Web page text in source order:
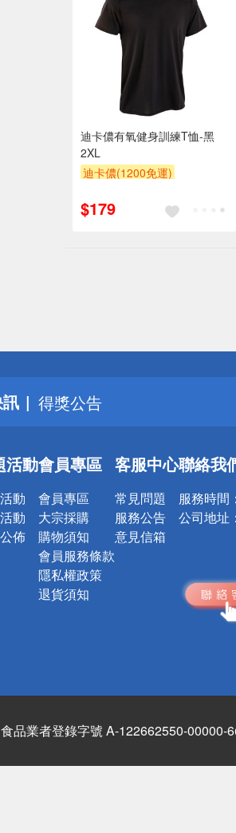
迪卡儂有氧健身訓練T恤-黑
2XL
迪卡儂(1200免運)
$179
詐騙網頁！請小心！
得獎公告
熱門話題
銀行優惠
詐騙網頁！請小心！
活動
動
動
佈
會員專區
會員專區
大宗採購
購物須知
會員服務條款
隱私權政策
退貨須知
客服中心
常見問題
服務公告
意見信箱
聯絡我
服務時間：
公司地址：
食品業者登錄字號 A-122662550-00000-6